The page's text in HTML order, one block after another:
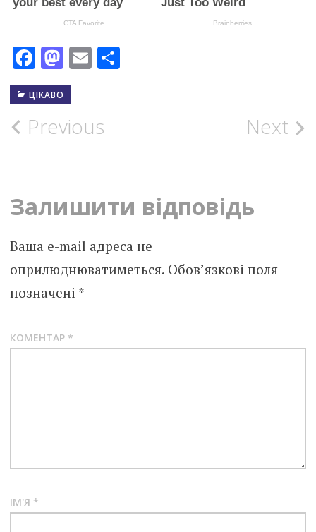
Facebook
Mastodon
EmailПоділитися
ЦІКАВО
Post
Previous Next
Залишити відповідь
Ваша e-mail адреса не
оприлюднюватиметься. Обов’язкові поля
позначені *
КОМЕНТАР *
ІМ'Я *